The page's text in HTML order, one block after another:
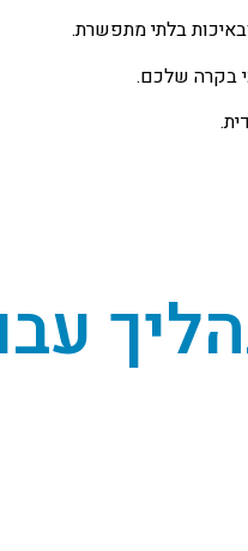
בלתי מתפשרת.
בקרה שלכם.